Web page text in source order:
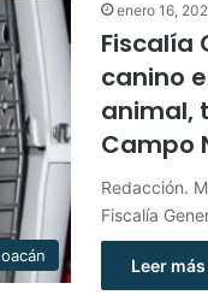
enero 16,
Fiscalía
canino
animal,
Campo
Redacción.
Fiscalía
Leer más